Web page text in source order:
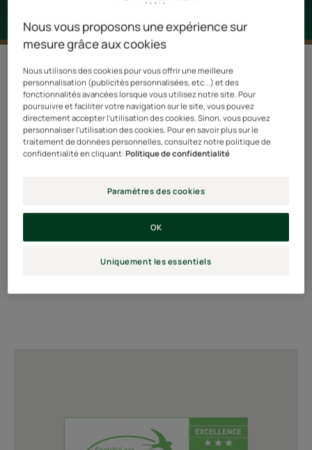
Depuis sa création en 1962, le groupe Pierre Fabre
place la Nature et l’humain au centre de ses priorités.
Début 2019, les Laboratoires Pierre Fabre ont confié
l’évaluation de leur responsabilité sociétale à
spécialiste du contrôle et de la certification en
en management de l’environnement et du commerce
équitable. À l’issue d’un audit très poussé, le groupe a
obtenu la reconnaissance ISO 26000 avec le niveau
Nous vous proposons une expérience sur
mesure grâce aux cookies
Nous utilisons des cookies pour vous offrir une meilleure
personnalisation (publicités personnalisées, etc...) et des
fonctionnalités avancées lorsque vous utilisez notre site. Pour
poursuivre et faciliter votre navigation sur le site, vous pouvez
directement accepter l'utilisation des cookies. Sinon, vous pouvez
personnaliser l'utilisation des cookies. Pour en savoir plus sur le
traitement de données personnelles, consultez notre politique de
confidentialité en cliquant:Politique de confidentialité
Paramètres des cookies
Uniquement les essentiels
OK